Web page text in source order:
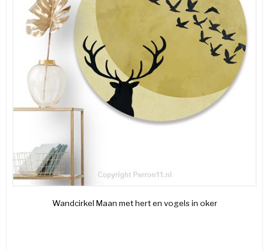
Wandcirkel Maan met hert en vogels in oker